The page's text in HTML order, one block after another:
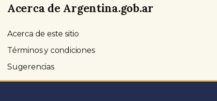
Acerca de Argentina.gob.ar
Acerca de este sitio
Términos y condiciones
Sugerencias